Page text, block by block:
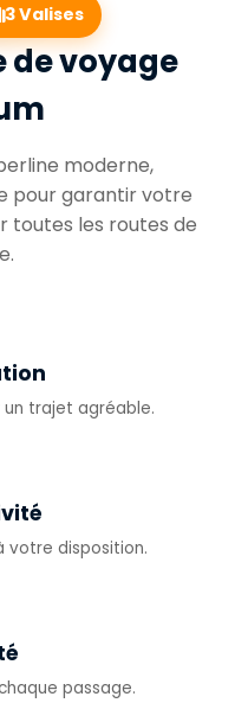
3 Valises
de voyage
moderne,
pour garantir votre
toutes les routes de
trajet agréable.
votre disposition.
passage.